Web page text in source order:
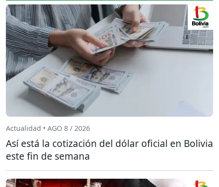
Actualidad • AGO 8 / 2026
Así está la cotización del dólar oficial en Bolivia
este fin de semana